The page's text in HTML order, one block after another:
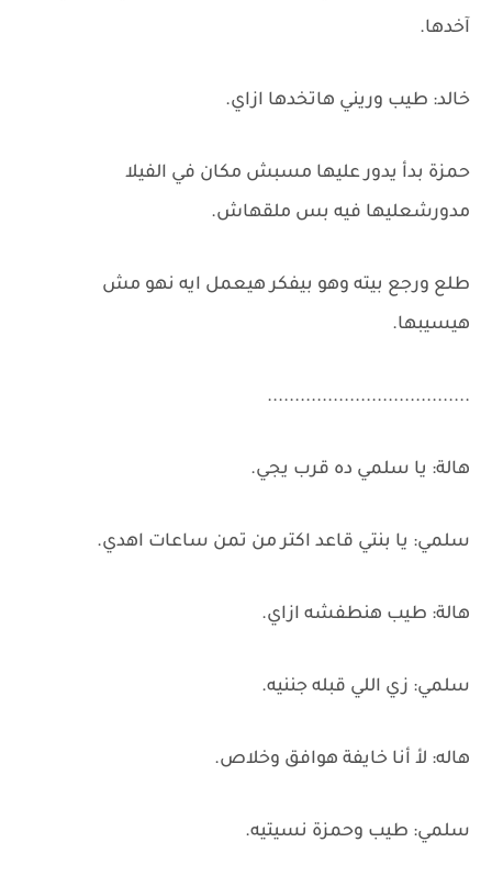
آخدها.
خالد: طيب وريني هاتخدها ازاي.
حمزة بدأ يدور عليها مسبش مكان في الفيلا
مدورشعليها فيه بس ملقهاش.
طلع ورجع بيته وهو بيفكر هيعمل ايه نهو مش
هيسيبها.
.....................................
هالة: يا سلمي ده قرب يجي.
سلمي: يا بنتي قاعد اكتر من تمن ساعات اهدي.
هالة: طيب هنطفشه ازاي.
سلمي: زي اللي قبله جننيه.
هاله: لأ أنا خايفة هوافق وخلاص.
سلمي: طيب وحمزة نسيتيه.